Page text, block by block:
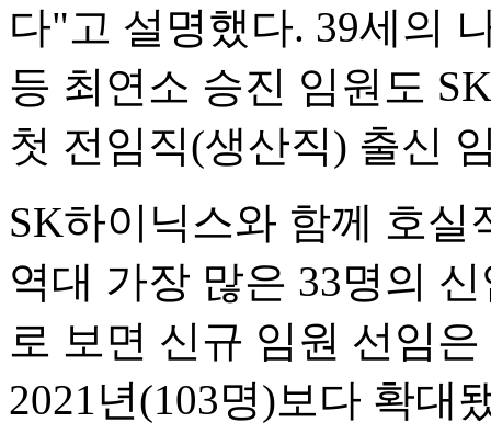
다"고 설명했다. 39세의
등 최연소 승진 임원도
첫 전임직(생산직) 출신
SK하이닉스와 함께 호
역대 가장 많은 33명의
로 보면 신규 임원 선임
2021년(103명)보다 확대